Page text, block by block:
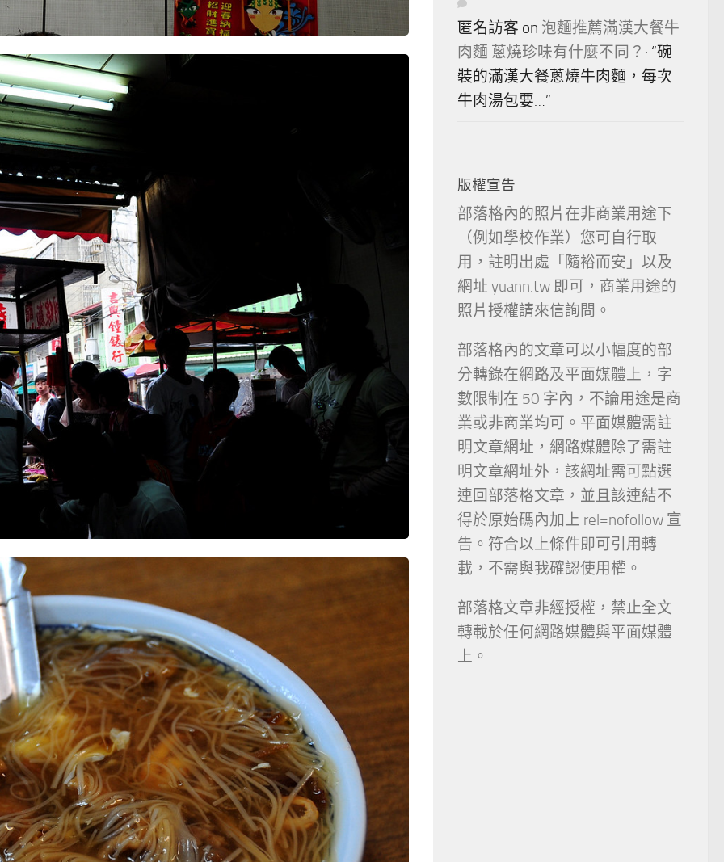
匿名訪客 on 泡麵推薦滿漢大餐牛
肉麵 蔥燒珍味有什麼不同？ : “碗
裝的滿漢大餐蔥燒牛肉麵，每次
牛肉湯包要…”
版權宣告
部落格內的照片在非商業用途下
（例如學校作業）您可自行取
用，註明出處「隨裕而安」以及
網址 yuann.tw 即可，商業用途的
照片授權請來信詢問。
部落格內的文章可以小幅度的部
分轉錄在網路及平面媒體上，字
數限制在 50 字內，不論用途是商
業或非商業均可。平面媒體需註
明文章網址，網路媒體除了需註
明文章網址外，該網址需可點選
連回部落格文章，並且該連結不
得於原始碼內加上 rel=nofollow 宣
告。符合以上條件即可引用轉
載，不需與我確認使用權。
部落格文章非經授權，禁止全文
轉載於任何網路媒體與平面媒體
上。